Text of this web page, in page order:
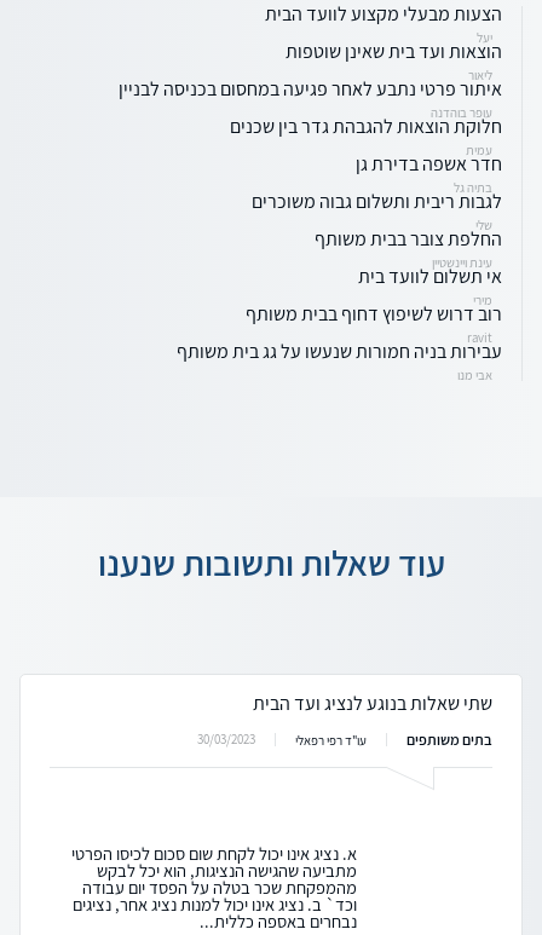
הצעות מבעלי מקצוע לוועד הבית
יעל
הוצאות ועד בית שאינן שוטפות
ליאור
איתור פרטי נתבע לאחר פגיעה במחסום בכניסה לבניין
עופר בוהדנה
חלוקת הוצאות להגבהת גדר בין שכנים
עמית
חדר אשפה בדירת גן
בתיה גל
לגבות ריבית ותשלום גבוה משוכרים
שלי
החלפת צובר בבית משותף
עינת ויינשטיין
אי תשלום לוועד בית
מירי
רוב דרוש לשיפוץ דחוף בבית משותף
ravit
עבירות בניה חמורות שנעשו על גג בית משותף
אבי מנו
עוד שאלות ותשובות שנענו
שתי שאלות בנוגע לנציג ועד הבית
בתים משותפים עו"ד רפי רפאלי 30/03/2023
א. נציג אינו יכול לקחת שום סכום לכיסו הפרטי
מתביעה שהגישה הנציגות, הוא יכל לבקש
מהמפקחת שכר בטלה על הפסד יום עבודה
וכד` ב. נציג אינו יכול למנות נציג אחר, נציגים
נבחרים באספה כללית...